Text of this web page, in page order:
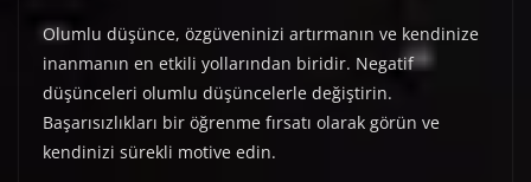
Olumlu düşünce, özgüveninizi artırmanın ve kendinize
inanmanın en etkili yollarından biridir. Negatif
düşünceleri olumlu düşüncelerle değiştirin.
Başarısızlıkları bir öğrenme fırsatı olarak görün ve
kendinizi sürekli motive edin.